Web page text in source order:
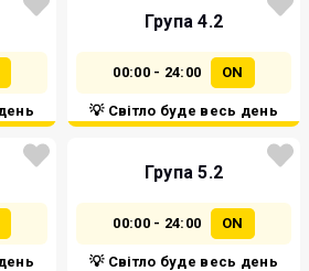
Група 4.2
00:00 - 24:00 ON
💡 Світло буде весь день
Група 5.2
00:00 - 24:00 ON
💡 Світло буде весь день